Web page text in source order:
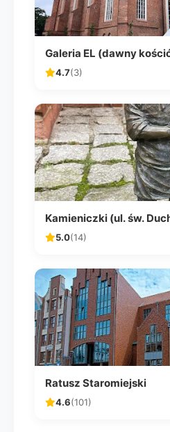
Galeria EL (dawny
4.7(3)
Kamieniczki (ul. św.
5.0(14)
Ratusz Staromiejski
4.6(101)